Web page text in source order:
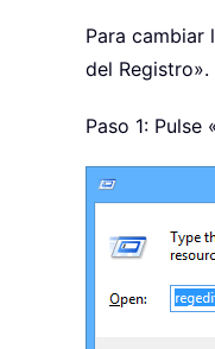
Para cambiar
del
Paso 1: Pulse